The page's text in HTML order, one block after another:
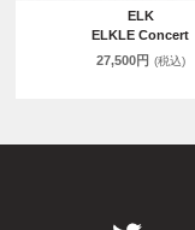
ELK
ELKLE Concert
27,500円 (税込)